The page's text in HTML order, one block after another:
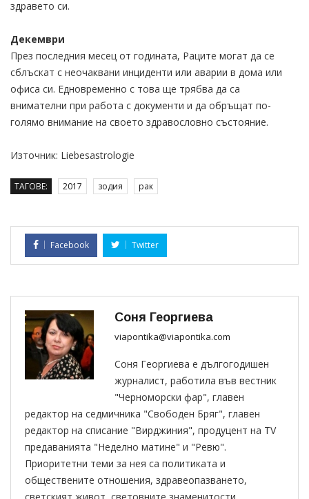
здравето си.
Декември
През последния месец от годината, Раците могат да се
сблъскат с неочаквани инциденти или аварии в дома или
офиса си. Едновременно с това ще трябва да са
внимателни при работа с документи и да обръщат по-
голямо внимание на своето здравословно състояние.
Източник: Liebesastrologie
ТАГОВЕ: 2017 зодия рак
Facebook Twitter
Соня Георгиева
viapontika@viapontika.com
Соня Георгиева е дългогодишен
журналист, работила във вестник
"Черноморски фар", главен
редактор на седмичника "Свободен Бряг", главен
редактор на списание "Вирджиния", продуцент на TV
предаванията "Неделно матине" и "Ревю".
Приоритетни теми за нея са политиката и
обществените отношения, здравеопазването,